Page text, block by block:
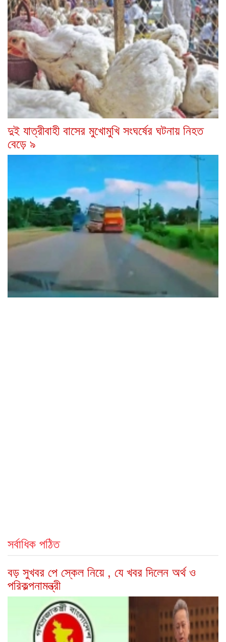
দুই যাত্রীবাহী বাসের মুখোমুখি সংঘর্ষের ঘটনায় নিহত
বেড়ে ৯
সর্বাধিক পঠিত
বড় সুখবর পে স্কেল নিয়ে , যে খবর দিলেন অর্থ ও
পরিকল্পনামন্ত্রী